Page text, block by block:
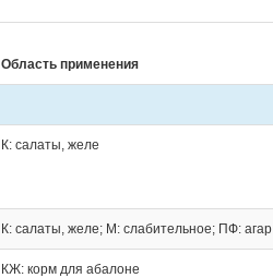
Область применения
К: салаты, желе
К: салаты, желе; М: слабительное; ПФ: агар
КЖ: корм для абалоне